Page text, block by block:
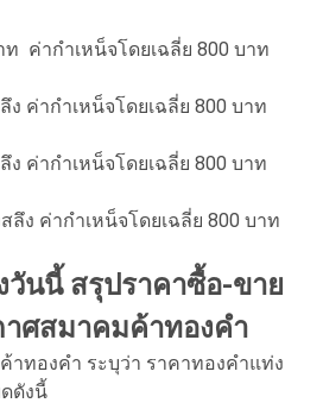
ค่ากำเหน็จโดยเฉลี่ย 800 บาท
ค่ากำเหน็จโดยเฉลี่ย 800 บาท
ค่ากำเหน็จโดยเฉลี่ย 800 บาท
ง ค่ากำเหน็จโดยเฉลี่ย 800 บาท
วันนี้ สรุปราคาซื้อ-ขาย
ศสมาคมค้าทองคำ
ทองคำ ระบุว่า ราคาทองคำแท่ง
ดังนี้